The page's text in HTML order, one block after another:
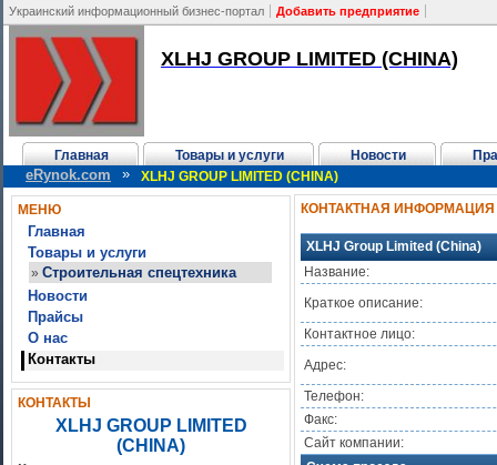
Украинский информационный бизнес-портал Добавить предприятие
XLHJ GROUP LIMITED (CHINA)
Главная Товары и услуги Новости
eRynok.com » XLHJ GROUP LIMITED (CHINA)
МЕНЮ
Главная
Товары и услуги
» Строительная спецтехника
Новости
Прайсы
О нас
Контакты
КОНТАКТЫ
XLHJ GROUP LIMITED
(CHINA)
КОНТАКТНАЯ ИНФОРМАЦИЯ
XLHJ Group Limited (China)
Название:
Краткое описание:
Контактное лицо:
Адрес:
Телефон:
Факс:
Сайт компании: